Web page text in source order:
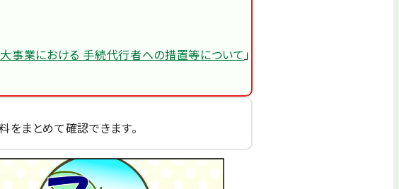
事業における 手続代行者への措置等について」
をまとめて確認できます。